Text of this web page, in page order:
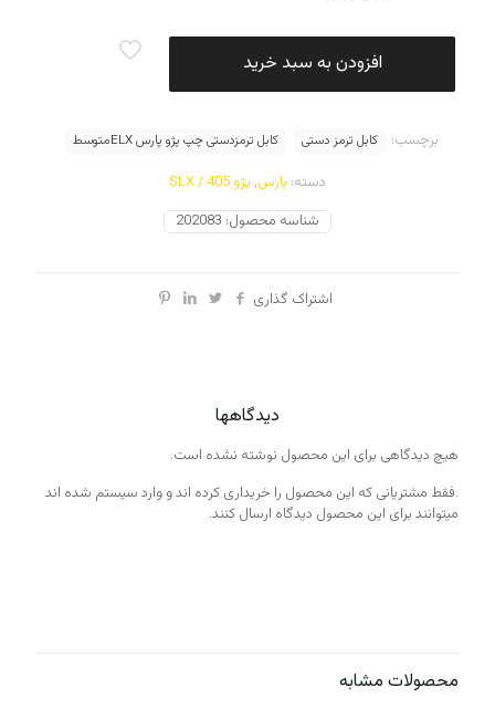
افزودن به سبد خرید
شناسه محصول: 202083
دسته: پارس, پژو 405 / SLX
برچسب: کابل ترمز دستی کابل ترمزدستی چپ پژو پارس ELXمتوسط
اشتراک گذاری
دیدگاهها
هیچ دیدگاهی برای این محصول نوشته نشده است.
.فقط مشتریانی که این محصول را خریداری کرده اند و وارد سیستم شده اند
میتوانند برای این محصول دیدگاه ارسال کنند.
محصولات مشابه